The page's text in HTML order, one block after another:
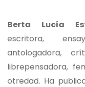
Berta Lucía
escritora,
antologadora,
librepensadora,
otredad. Ha